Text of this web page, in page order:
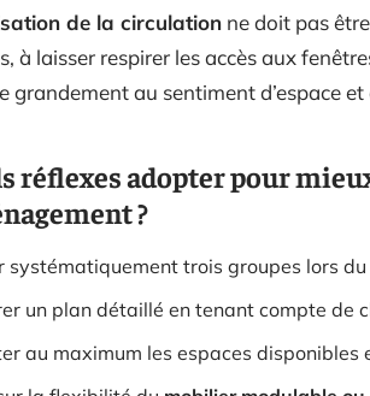
de la circulation ne doit pas
à laisser respirer les accès aux
grandement au sentiment d’espace
réflexes adopter pour
?
systématiquement trois groupes lors
un plan détaillé en tenant compte de
au maximum les espaces disponibles